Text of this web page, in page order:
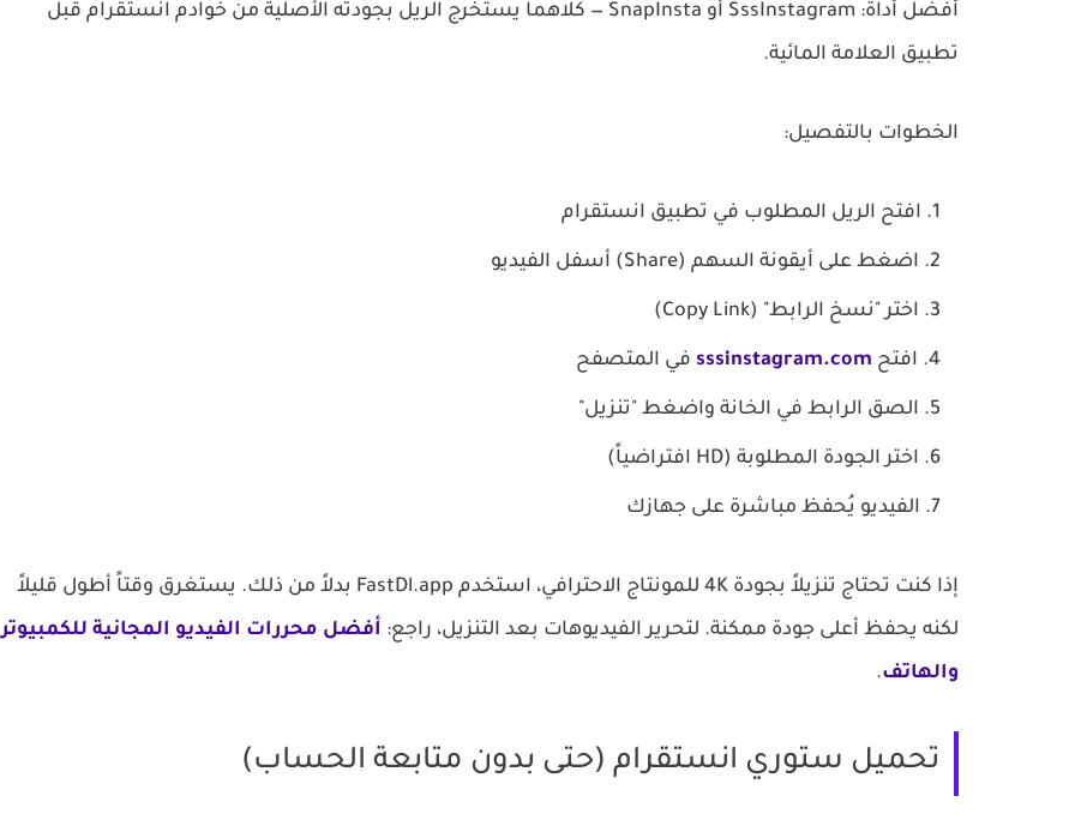
أفضل أداة:
SssInstagram أو SnapInsta — كلاهما يستخرج الريل بجودته الأصلية من خوادم انستقرام قبل
تطبيق العلامة المائية.
الخطوات بالتفصيل:
افتح الريل المطلوب في تطبيق انستقرام
اضغط على أيقونة السهم (Share) أسفل الفيديو
اختر"نسخ الرابط" (Copy Link)
افتح sssinstagram.com في المتصفح
الصق الرابط في الخانة واضغط "تنزيل"
اختر الجودة المطلوبة (HD افتراضياً)
الفيديو يُحفظ مباشرة على جهازك
إذا كنت تحتاج تنزيلاً بجودة 4K للمونتاج الاحترافي، استخدم FastDl.app بدلاً من ذلك. يستغرق وقتاً أطول قليلاً
لكنه يحفظ أعلى جودة ممكنة. لتحرير الفيديوهات بعد التنزيل، راجع: أفضل محررات الفيديو المجانية للكمبيوتر
والهاتف.
تحميل ستوري انستقرام (حتى بدون متابعة الحساب)